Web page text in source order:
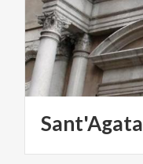
Sant'Agata